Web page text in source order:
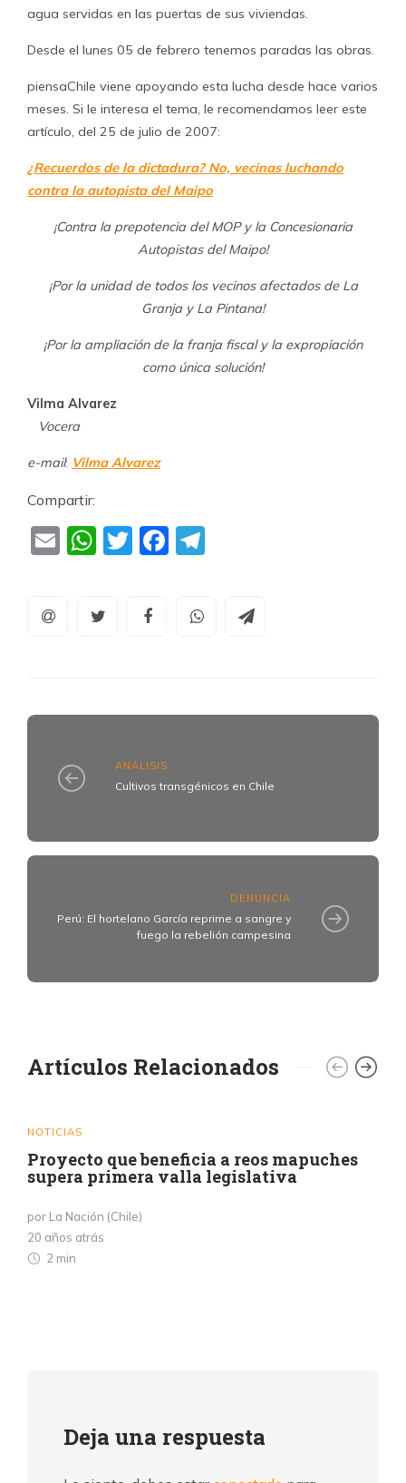
agua servidas en las puertas de sus viviendas.
Desde el lunes 05 de febrero tenemos paradas las obras.
piensaChile viene apoyando esta lucha desde hace varios
meses. Si le interesa el tema, le recomendamos leer este
artículo, del 25 de julio de 2007:
¿Recuerdos de la dictadura? No, vecinas luchando
contra la autopista del Maipo
¡Contra la prepotencia del MOP y la Concesionaria
Autopistas del Maipo!
¡Por la unidad de todos los vecinos afectados de La
Granja y La Pintana!
¡Por la ampliación de la franja fiscal y la expropiación
como única solución!
Vilma Alvarez
Vocera
e-mail: Vilma Alvarez
Compartir:
EmailWhatsApp
TwitterFacebook
ANÁLISIS
Cultivos transgénicos en Chile
DENUNCIA
Perú: El hortelano García reprime a sangre y
fuego la rebelión campesina
Artículos Relacionados
NOTICIAS
Proyecto que beneficia a reos mapuches
supera primera valla legislativa
por La Nación (Chile)
20 años atrás
2 min
Deja una respuesta